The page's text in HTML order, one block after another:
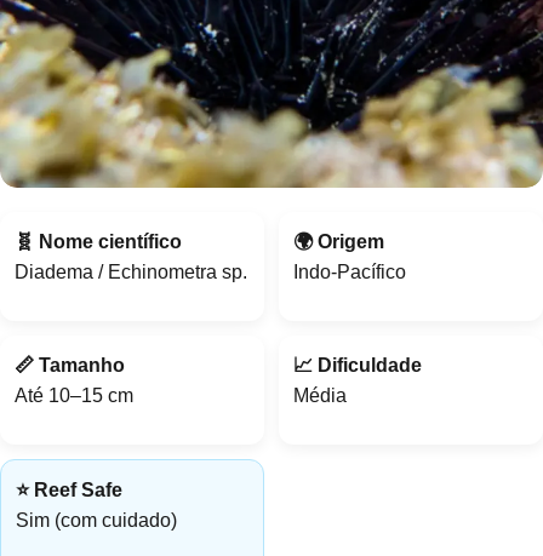
🧬 Nome científico
Diadema / Echinometra sp.
🌍 Origem
Indo-Pacífico
📏 Tamanho
Até 10–15 cm
📈 Dificuldade
Média
⭐ Reef Safe
Sim (com cuidado)